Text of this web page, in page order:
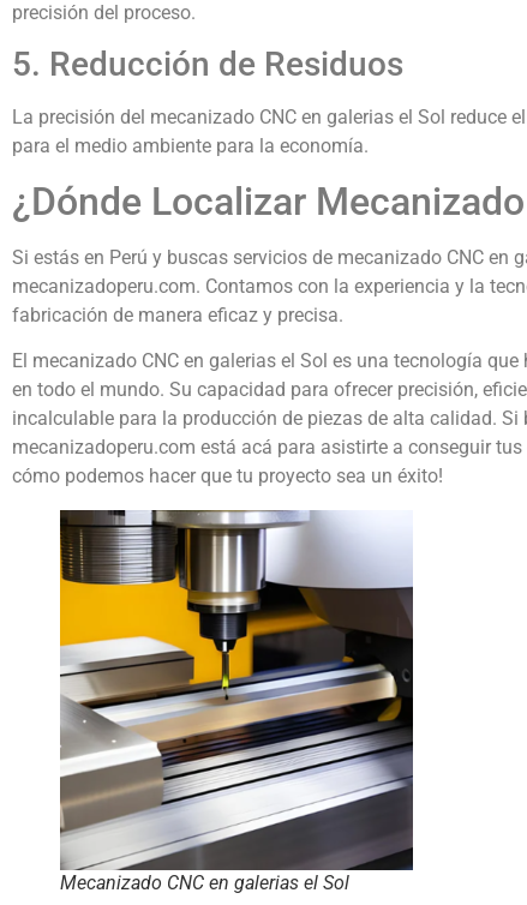
precisión del proceso.
5. Reducción de Residuos
La precisión del mecanizado CNC en galerias el Sol reduce
para el medio ambiente para la economía.
¿Dónde Localizar
Si estás en Perú y buscas servicios de mecanizado CNC
mecanizadoperu.com. Contamos con la experiencia y la
fabricación de manera eficaz y precisa.
El mecanizado CNC en galerias el Sol es una tecnología
en todo el mundo. Su capacidad para ofrecer precisión,
incalculable para la producción de piezas de alta calidad.
mecanizadoperu.com está acá para asistirte a conseguir
cómo podemos hacer que tu proyecto sea un éxito!
Mecanizado CNC en galerias el Sol